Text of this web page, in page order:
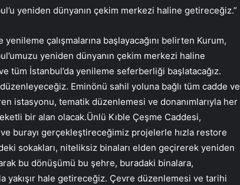
yeniden dünyanın çekim merkezi haline getireceğiz.”
çalışmalarına başlayacağını belirten Kurum,
yeniden dünyanın çekim merkezi haline
tüm İstanbul’da yenileme seferberliği başlatacağız.
Eminönü sahil yoluna bağlı tüm cadde ve
istasyonu, tematik düzenlemesi ve donanımlarıyla her
bir alan olacak.Ünlü Kıble Çeşme Caddesi,
burayı gerçekleştireceğimiz projelerle hızla restore
sokakları, niteliksiz binaları elden geçirerek yeniden
bu dönüşümü bu şehre, buradaki binalara,
yakışır hale getireceğiz. Çevre düzenlemesi ve tarihi